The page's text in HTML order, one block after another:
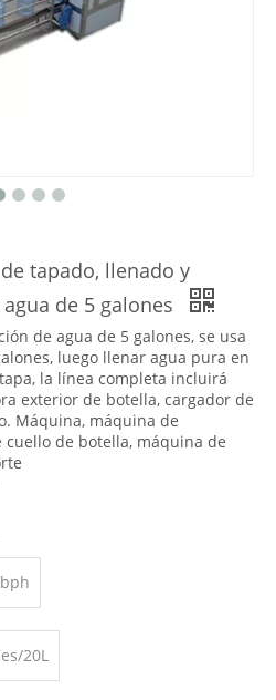
tapado, llenado y
de 5 galones
de agua de 5 galones, se usa
luego llenar agua pura en
la línea completa incluirá
exterior de botella, cargador de
Máquina, máquina de
de botella, máquina de
20L